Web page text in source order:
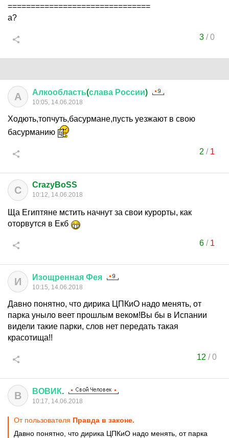
===============================
а?
3/0
А Алкообласть(слава России)
10:05, 14.06.2018
Ходють,топчуть,басурмане,пусть уезжают в свою
басурманию
2 / 1
C CrazyBoSS
10:12, 14.06.2018
Ща Египтяне мстить начнут за свои курорты, как
оторвутся в Екб
6/ 1
И Изощренная Фея
10:15, 14.06.2018
Давно понятно, что дирика ЦПКиО надо менять, от
парка уныло веет прошлым веком!Вы бы в Испании
видели такие парки, слов нет передать такая
красотища!!
12 /0
В ВОВИК.
10:17, 14.06.2018
От пользователя Правда в законе.
Давно понятно, что дирика ЦПКиО надо менять, от парка